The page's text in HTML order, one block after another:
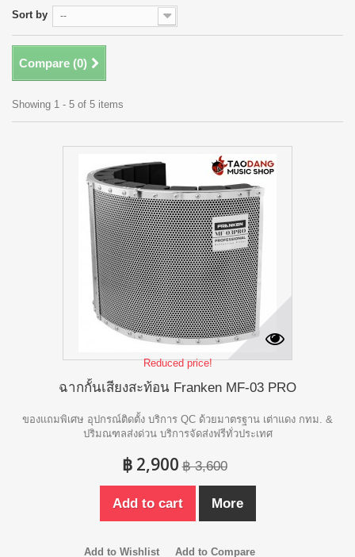
Sort by --
Compare (0)
Showing 1 - 5 of 5 items
Reduced price!
ฉากกั้นเสียงสะท้อน Franken MF-03 PRO
ของแถมพิเศษ อุปกรณ์ติดตั้ง บริการ QC ด้วยมาตรฐาน เต่าแดง กทม. &
ปริมณฑลส่งด่วน บริการจัดส่งฟรีทั่วประเทศ
฿ 2,900 ฿ 3,600
Add to cart More
Add to Wishlist Add to Compare